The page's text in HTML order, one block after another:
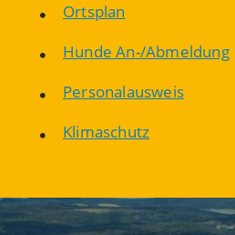
Ortsplan
Hunde An-/Abmeldung
Personalausweis
Klimaschutz